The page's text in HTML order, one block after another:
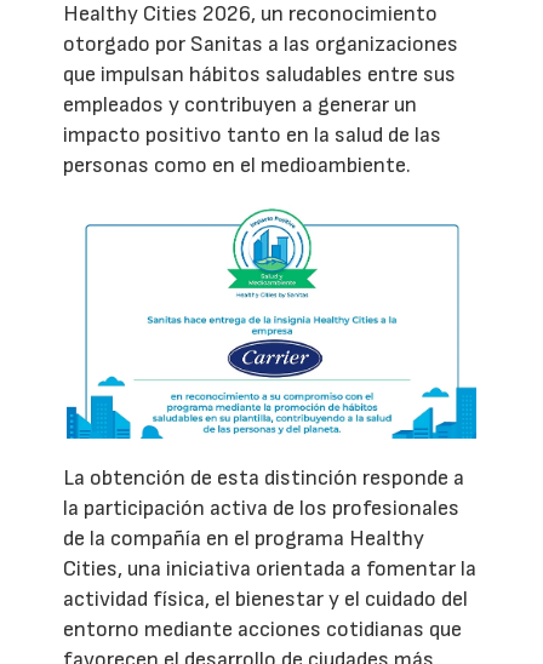
Healthy Cities 2026, un reconocimiento
otorgado por Sanitas a las organizaciones
que impulsan hábitos saludables entre sus
empleados y contribuyen a generar un
impacto positivo tanto en la salud de las
personas como en el medioambiente.
La obtención de esta distinción responde a
la participación activa de los profesionales
de la compañía en el programa Healthy
Cities, una iniciativa orientada a fomentar la
actividad física, el bienestar y el cuidado del
entorno mediante acciones cotidianas que